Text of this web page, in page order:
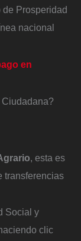
Prosperidad
nacional
en
, esta es
transferencias
Social y
clic